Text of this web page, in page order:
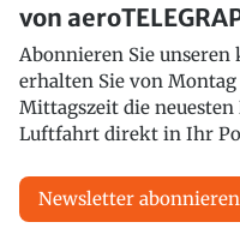
von
Abonnieren Sie
erhalten Sie von
Mittagszeit die
Luftfahrt direkt in Ihr
Newsletter abonnieren